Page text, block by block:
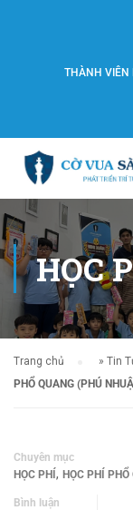
THÀNH VIÊN
HỌC
Trang chủ » Tin
PHỔ QUANG (PHÚ
Chuyên mục
HỌC PHÍ, HỌC PHÍ PHỔ
Bình luận